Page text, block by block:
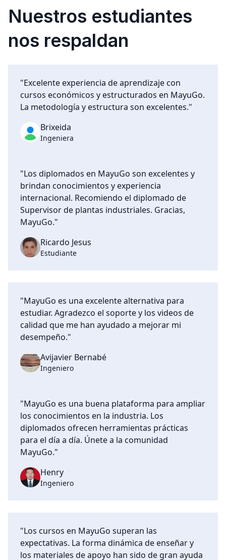
Nuestros estudiantes
nos respaldan
"Excelente experiencia de aprendizaje con
cursos económicos y estructurados en MayuGo.
La metodología y estructura son excelentes."
Brixeida
Ingeniera
"Los diplomados en MayuGo son excelentes y
brindan conocimientos y experiencia
internacional. Recomiendo el diplomado de
Supervisor de plantas industriales. Gracias,
MayuGo."
Ricardo Jesus
Estudiante
"MayuGo es una excelente alternativa para
estudiar. Agradezco el soporte y los videos de
calidad que me han ayudado a mejorar mi
desempeño."
Avijavier Bernabé
Ingeniero
"MayuGo es una buena plataforma para ampliar
los conocimientos en la industria. Los
diplomados ofrecen herramientas prácticas
para el día a día. Únete a la comunidad
MayuGo."
Henry
Ingeniero
"Los cursos en MayuGo superan las
expectativas. La forma dinámica de enseñar y
los materiales de apoyo han sido de gran ayuda